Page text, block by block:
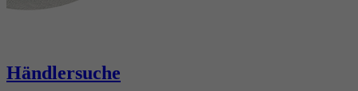
Händlersuche